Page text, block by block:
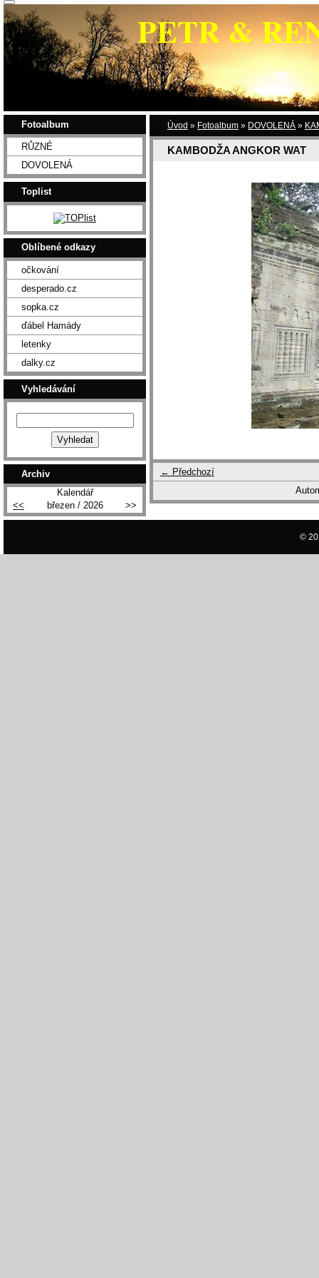
PETR &
Úvod » Fotoalbum » DOVOLENÁ »
KAMBODŽA ANGKOR WAT
← Předchozí
Fotoalbum
RŮZNÉ
DOVOLENÁ
Toplist
Oblíbené odkazy
očkování
desperado.cz
sopka.cz
ďábel Hamády
letenky
dalky.cz
Vyhledávání
Archiv
Kalendář
<<
březen / 2026 >>
©